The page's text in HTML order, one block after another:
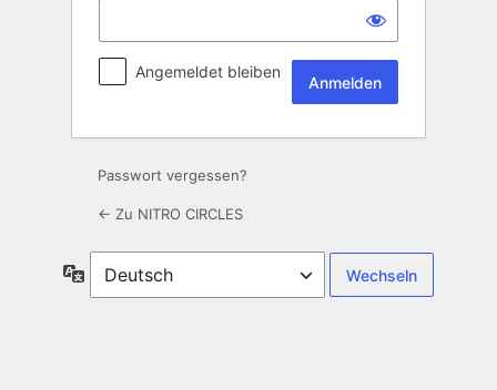
Angemeldet bleiben
Passwort vergessen?
← Zu NITRO CIRCLES
Sprache